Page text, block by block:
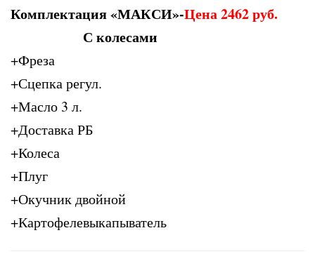
Комплектация «МАКСИ»-Цена 2462 руб.
С колесами
+Фреза
+Сцепка регул.
+Масло 3 л.
+Доставка РБ
+Колеса
+Плуг
+Окучник двойной
+Картофелевыкапыватель